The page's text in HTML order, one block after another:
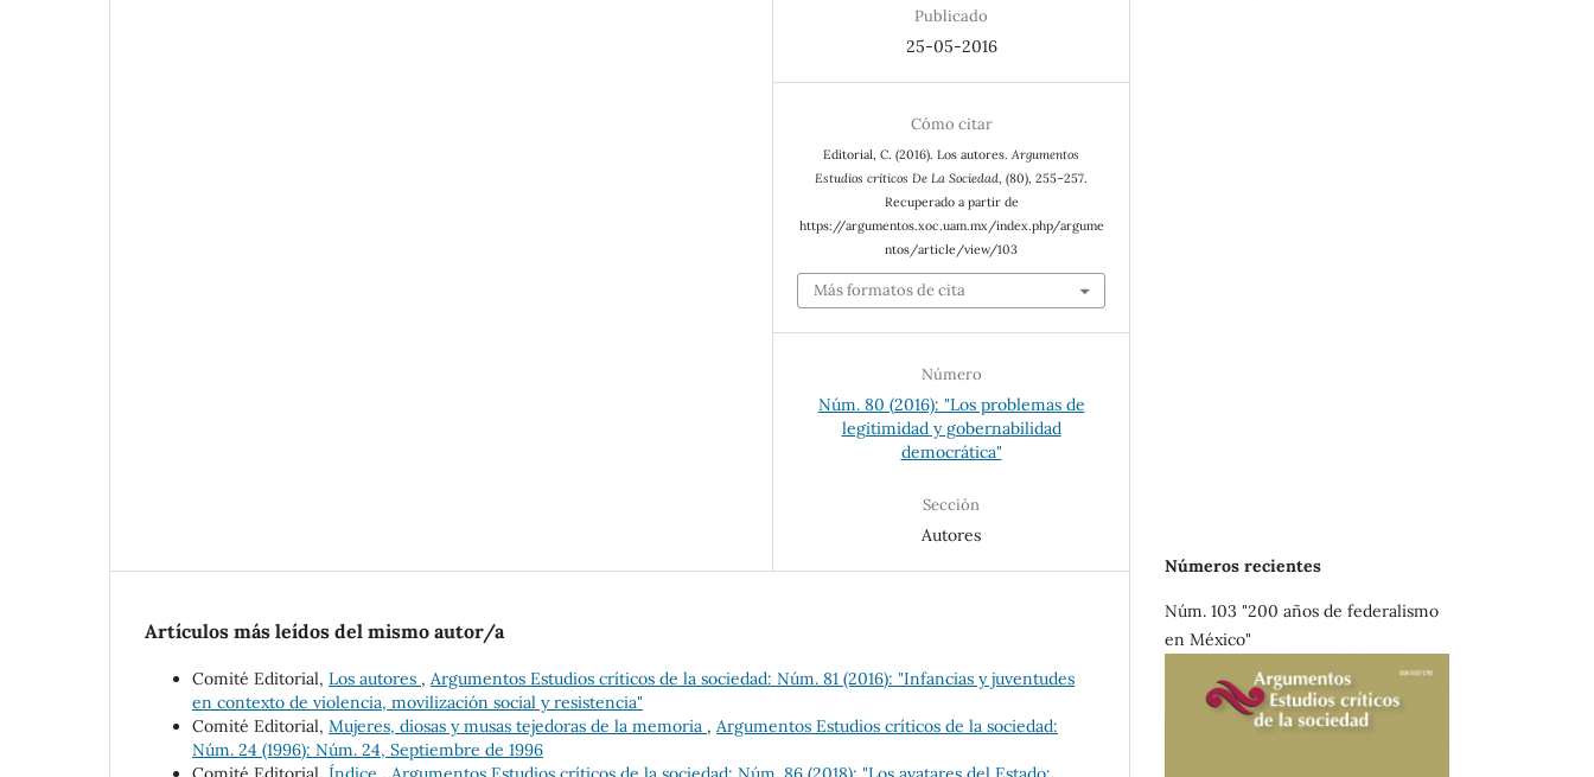
Publicado
25-05-2016
Cómo citar
Editorial, C. (2016). Los autores. Argumentos
Estudios críticos De La Sociedad , (80), 255–257.
Recuperado a partir de
https://argumentos.xoc.uam.mx/index.php/argume
ntos/article/view/103
Más formatos de cita
Número
Núm. 80 (2016): "Los problemas de
legitimidad y gobernabilidad
democrática"
Sección
Autores
Artículos más leídos del mismo autor/a
Comité Editorial, Los autores , Argumentos Estudios críticos de la sociedad: Núm. 81 (2016): "Infancias y juventudes
en contexto de violencia, movilización social y resistencia"
Comité Editorial, Mujeres, diosas y musas tejedoras de la memoria , Argumentos Estudios críticos de la sociedad:
Núm. 24 (1996): Núm. 24, Septiembre de 1996
Números recientes
Núm. 103 "200 años de federalismo
en México"